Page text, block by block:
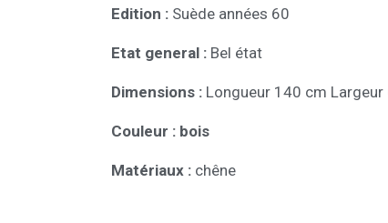
Edition : Suède années 60
Etat general : Bel état
Dimensions : Longueur 140 cm
Couleur : bois
Matériaux : chêne